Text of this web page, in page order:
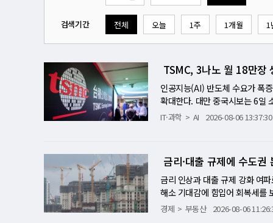
검색기간 전체 오늘 1주 1개월 1
TSMC, 3나노 월 18만장
인공지능(AI) 반도체 수요가 폭
확대한다. 대만 중국시보는 6일
했다. 이는 일부 5나노 생산라인
8년에는 2·3나노 첨단 공정의
마트폰과 휴머노이드 로봇, 자
반도체 슈퍼사이클…TSMC, 3나
요 폭증에 대응하기 위해 첨단
으로 증설하면서 글로벌 첨단
IT·과학 AI 2026-08-06 13:37:30
금리·대출 규제에 수도
금리 인상과 대출 규제 강화 여
해소 기대감에 힘입어 회복세를
수는 전월보다 5.6포인트 오른
경제 부동산 2026-08-06